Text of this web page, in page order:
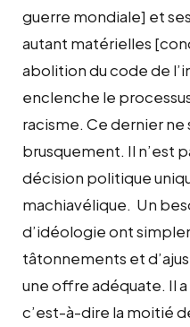
guerre mondiale] et
autant matérielles
abolition du code de
enclenche le
racisme. Ce dernier ne
brusquement. Il n’est
décision politique
machiavélique. Un
d’idéologie ont
tâtonnements et
une offre adéquate. Il
c’est-à-dire la moitié